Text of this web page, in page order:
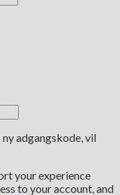
adgangskode, vil
your experience
to your account, and